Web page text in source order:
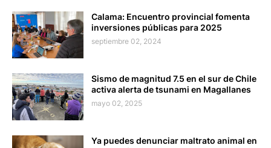
Calama: Encuentro provincial fomenta
inversiones públicas para 2025
septiembre 02, 2024
Sismo de magnitud 7.5 en el sur de Chile
activa alerta de tsunami en Magallanes
mayo 02, 2025
Ya puedes denunciar maltrato animal en